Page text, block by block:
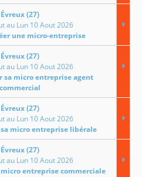
Évreux (27)
au Lun 10 Aout 2026
une micro-entreprise
Évreux (27)
au Lun 10 Aout 2026
sa micro entreprise agent
commercial
Évreux (27)
au Lun 10 Aout 2026
micro entreprise libérale
Évreux (27)
au Lun 10 Aout 2026
entreprise commerciale